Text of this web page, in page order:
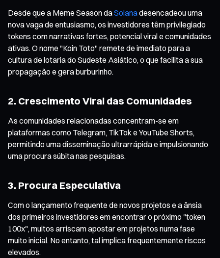
Desde que a Meme Season daSolanadesencadeou uma
nova vaga de entusiasmo, os investidores têm privilegiado
tokens com narrativas fortes, potencial viral e comunidades
ativas. O nome "Koin Toto" remete de imediato para a
cultura de lotaria do Sudeste Asiático, o que facilita a sua
propagação e gera burburinho.
2. Crescimento Viral das Comunidades
As comunidades relacionadas concentram-se em
plataformas como Telegram, TikTok e YouTube Shorts,
permitindo uma disseminação ultrarrápida e impulsionando
uma procura súbita nas pesquisas.
3. Procura Especulativa
Com o lançamento frequente de novos projetos e a ânsia
dos primeiros investidores em encontrar o próximo "token
100x", muitos arriscam apostar em projetos numa fase
muito inicial. No entanto, tal implica frequentemente riscos
elevados.